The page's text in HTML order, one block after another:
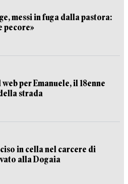
messi in fuga dalla pastora:
pecore»
per Emanuele, il 18enne
strada
in cella nel carcere di
alla Dogaia